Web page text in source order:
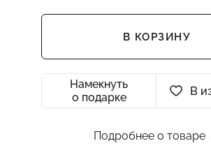
В КОРЗИНУ
Намекнуть
о подарке
В
Подробнее о товаре